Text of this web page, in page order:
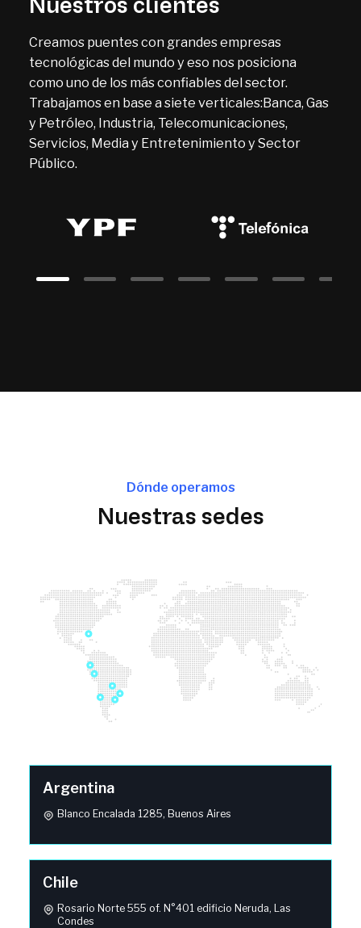
Creamos puentes con grandes empresas
tecnológicas del mundo y eso nos posiciona
como uno de los más confiables del sector.
Trabajamos en base a siete verticales:Banca, Gas
y Petróleo, Industria, Telecomunicaciones,
Servicios, Media y Entretenimiento y Sector
Público.
Dónde operamos
Nuestras sedes
Argentina
Blanco Encalada 1285, Buenos Aires
Chile
Rosario Norte 555 of. N°401 edificio Neruda, Las
Condes